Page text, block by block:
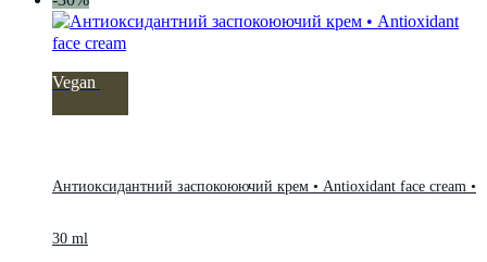
Vegan
Антиоксидантний заспокоюючий крем • Antioxidant face cream •
30 ml